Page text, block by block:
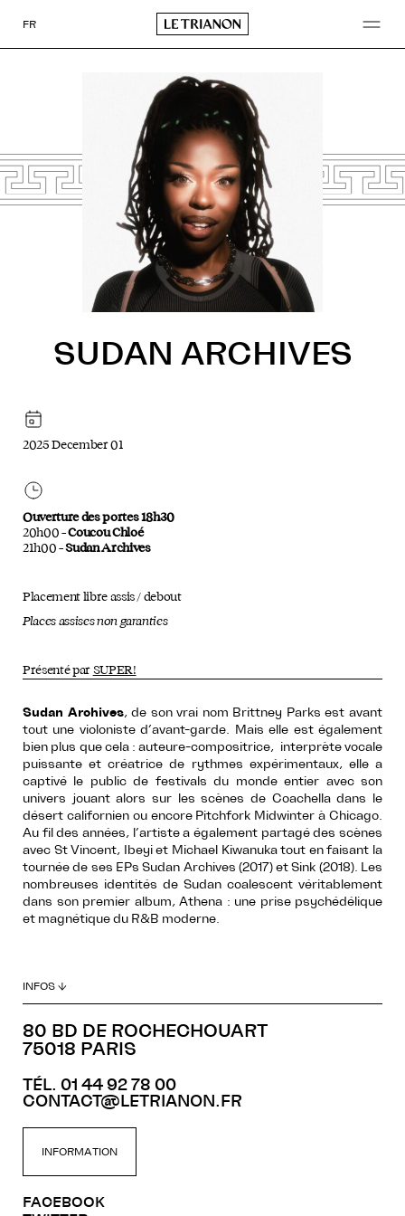
toFR
SUDAN ARCHIVES
Sudan Archives, de son vrai nom Brittney Parks est avant
tout une violoniste d’avant-garde. Mais elle est également
bien plus que cela : auteure-compositrice, interprète vocale
puissante et créatrice de rythmes expérimentaux, elle a
captivé le public de festivals du monde entier avec son
univers jouant alors sur les scènes de Coachella dans le
désert californien ou encore Pitchfork Midwinter à Chicago.
Au fil des années, l’artiste a également partagé des scènes
avec St Vincent, Ibeyi et Michael Kiwanuka tout en faisant la
tournée de ses EPs Sudan Archives (2017) et Sink (2018). Les
nombreuses identités de Sudan coalescent véritablement
dans son premier album, Athena : une prise psychédélique
et magnétique du R&B moderne.
2025 December 01
Ouverture des portes 18h30
20h00 –Coucou Chloé
21h00 –Sudan Archives
Placement libre assis / debout
Places assises non garanties
Présenté par SUPER!
INFOS ↓
80 BD DE ROCHECHOUART
75018 PARIS
TÉL. 01 44 92 78 00
CONTACT@LETRIANON.FR
INFORMATION
FACEBOOK